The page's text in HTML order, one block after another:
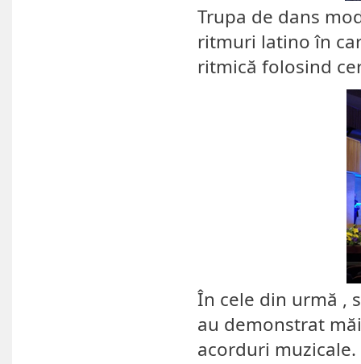
Trupa de dans
ritmuri latino în
ritmică folosind
În cele din urmă ,
au demonstrat
acorduri muzicale.